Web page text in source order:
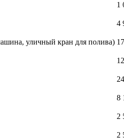
1
4
уличный кран для полива)
8
2
2